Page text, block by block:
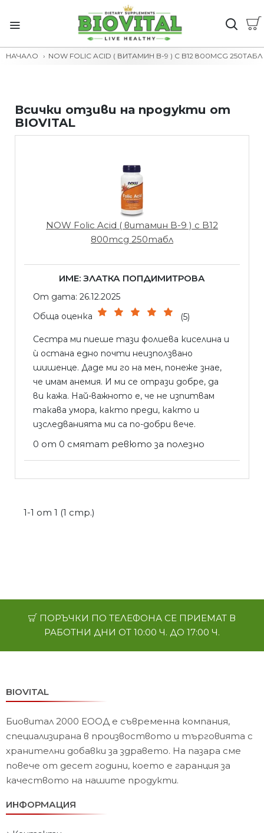
НАЧАЛО NOW FOLIC ACID ( ВИТАМИН B-9 ) С B12 800MCG 250ТАБЛ
Всички отзиви на продукти от
BIOVITAL
NOW Folic Acid ( витамин B-9 ) с B12
800mcg 250табл
ИМЕ: ЗЛАТКА ПОПДИМИТРОВА
От дата: 26.12.2025
Обща оценка
(5)
Сестра ми пиеше тази фолиева киселина и
ѝ остана едно почти неизползвано
шишенце. Даде ми го на мен, понеже знае,
че имам анемия. И ми се отрази добре, да
ви кажа. Най-важното е, че не изпитвам
такава умора, както преди, както и
изследванията ми са по-добри вече.
0 от 0 смятат ревюто за полезно
1-1 от 1 (1 стр.)
ПОРЪЧКИ ПО ТЕЛЕФОНА СЕ ПРИЕМАТ В
РАБОТНИ ДНИ ОТ 10:00 Ч. ДО 17:00 Ч.
BIOVITAL
Биовитал 2000 ЕООД е съвременна компания,
специализирана в произвоството и търговията с
хранителни добавки за здравето. На пазара сме
повече от десет години, което е гаранция за
качеството на нашите продукти.
ИНФОРМАЦИЯ